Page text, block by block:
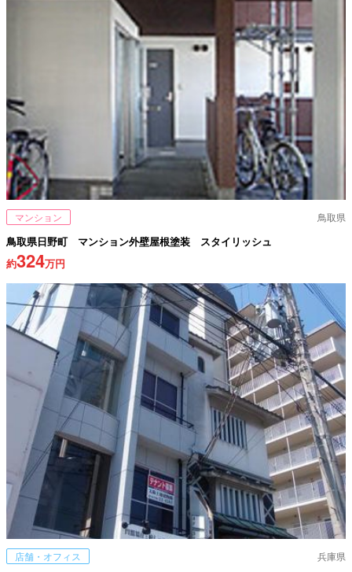
マンション 鳥取県
鳥取県日野町 マンション外壁屋根塗装 スタイリッシュ
約324万円
店舗・オフィス 兵庫県